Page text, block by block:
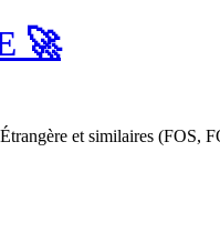
🚀
et similaires (FOS,